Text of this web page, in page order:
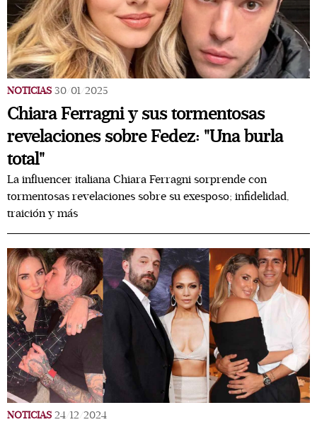
NOTICIAS 30/01/2025
Chiara Ferragni y sus tormentosas
revelaciones sobre Fedez: "Una burla
total"
La influencer italiana Chiara Ferragni sorprende con
tormentosas revelaciones sobre su exesposo; infidelidad,
traición y más
NOTICIAS 24/12/2024